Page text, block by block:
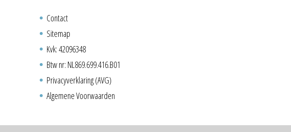
Contact
Sitemap
Kvk: 42096348
Btw nr: NL869.699.416.B01
Privacyverklaring (AVG)
Algemene Voorwaarden